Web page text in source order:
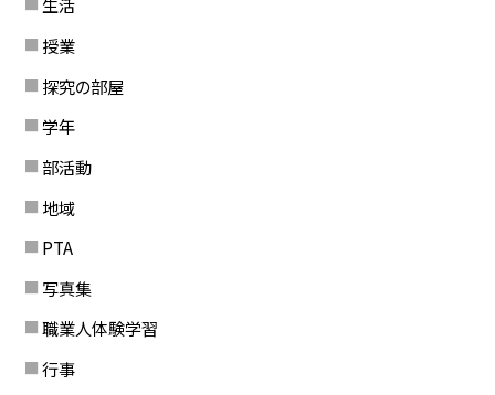
授業
探究の部屋
学年
部活動
地域
PTA
写真集
職業人体験学習
行事